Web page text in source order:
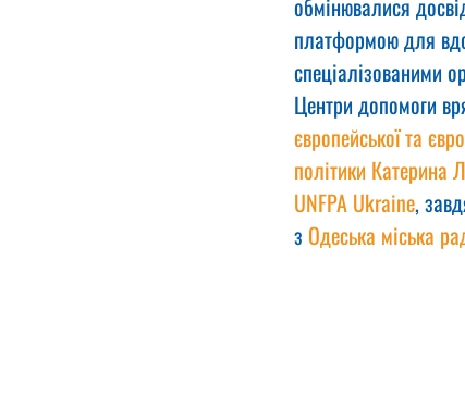
обмінювалися
платформою для
спеціалізованими
Центри допомоги
європейської та
політики Катерина
UNFPA Ukraine,
з Одеська міська